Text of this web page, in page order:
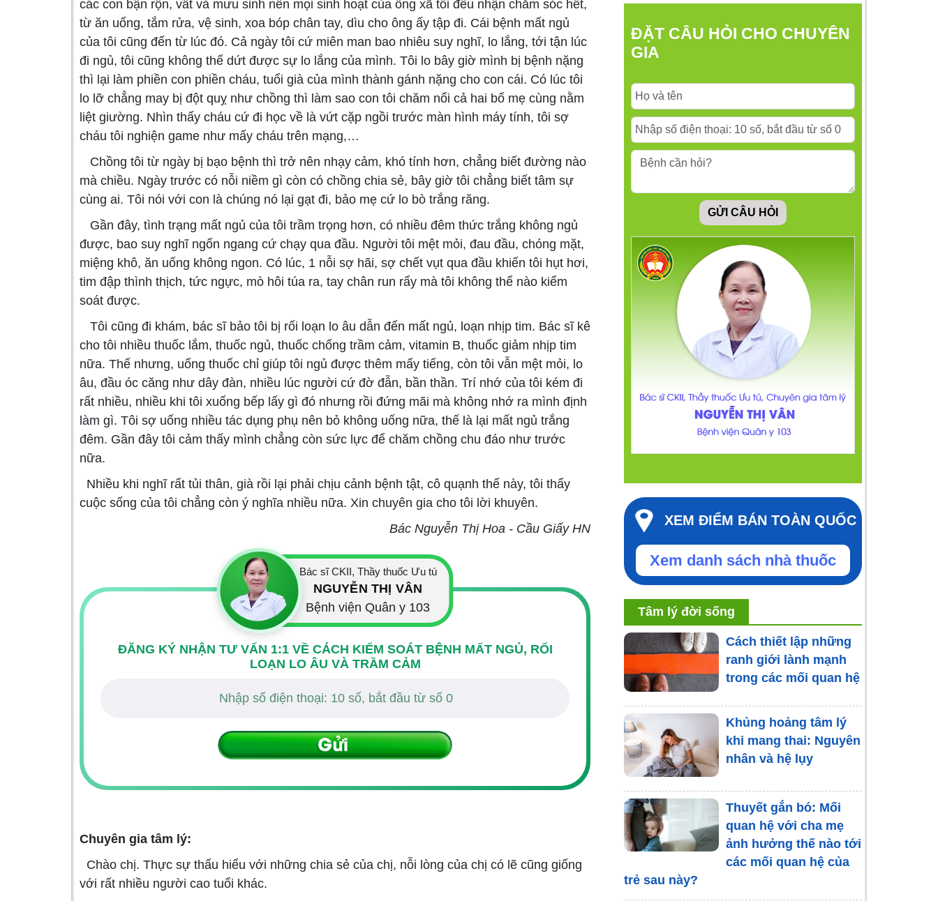
các con bận rộn, vất vả mưu sinh nên mọi sinh hoạt của ông xã tôi đều nhận chăm sóc hết,
từ ăn uống, tắm rửa, vệ sinh, xoa bóp chân tay, dìu cho ông ấy tập đi. Cái bệnh mất ngủ
của tôi cũng đến từ lúc đó. Cả ngày tôi cứ miên man bao nhiêu suy nghĩ, lo lắng, tới tận lúc
đi ngủ, tôi cũng không thể dứt được sự lo lắng của mình. Tôi lo bây giờ mình bị bệnh nặng
thì lại làm phiền con phiền cháu, tuổi già của mình thành gánh nặng cho con cái. Có lúc tôi
lo lỡ chẳng may bị đột quỵ như chồng thì làm sao con tôi chăm nổi cả hai bố mẹ cùng nằm
liệt giường. Nhìn thấy cháu cứ đi học về là vứt cặp ngồi trước màn hình máy tính, tôi sợ
cháu tôi nghiện game như mấy cháu trên mạng,…
Chồng tôi từ ngày bị bạo bệnh thì trở nên nhạy cảm, khó tính hơn, chẳng biết đường nào
mà chiều. Ngày trước có nỗi niềm gì còn có chồng chia sẻ, bây giờ tôi chẳng biết tâm sự
cùng ai. Tôi nói với con là chúng nó lại gạt đi, bảo mẹ cứ lo bò trắng răng.
Gần đây, tình trạng mất ngủ của tôi trầm trọng hơn, có nhiều đêm thức trắng không ngủ
được, bao suy nghĩ ngổn ngang cứ chạy qua đầu. Người tôi mệt mỏi, đau đầu, chóng mặt,
miệng khô, ăn uống không ngon. Có lúc, 1 nỗi sợ hãi, sợ chết vụt qua đầu khiến tôi hụt hơi,
tim đập thình thịch, tức ngực, mò hôi túa ra, tay chân run rẩy mà tôi không thể nào kiểm
soát được.
Tôi cũng đi khám, bác sĩ bảo tôi bị rối loạn lo âu dẫn đến mất ngủ, loạn nhịp tim. Bác sĩ kê
cho tôi nhiều thuốc lắm, thuốc ngủ, thuốc chống trầm cảm, vitamin B, thuốc giảm nhịp tim
nữa. Thế nhưng, uống thuốc chỉ giúp tôi ngủ được thêm mấy tiếng, còn tôi vẫn mệt mỏi, lo
âu, đầu óc căng như dây đàn, nhiều lúc người cứ đờ đẫn, bần thần. Trí nhớ của tôi kém đi
rất nhiều, nhiều khi tôi xuống bếp lấy gì đó nhưng rồi đứng mãi mà không nhớ ra mình định
làm gì. Tôi sợ uống nhiều tác dụng phụ nên bỏ không uống nữa, thế là lại mất ngủ trắng
đêm. Gần đây tôi cảm thấy mình chẳng còn sức lực để chăm chồng chu đáo như trước
nữa.
Nhiều khi nghĩ rất tủi thân, già rồi lại phải chịu cảnh bệnh tật, cô quạnh thế này, tôi thấy
cuộc sống của tôi chẳng còn ý nghĩa nhiều nữa. Xin chuyên gia cho tôi lời khuyên.
Bác Nguyễn Thị Hoa - Cầu Giấy HN
Bác sĩ CKII, Thầy thuốc Ưu tú
NGUYỄN THỊ VÂN
Bệnh viện Quân y 103
ĐĂNG KÝ NHẬN TƯ VẤN 1:1 VỀ CÁCH KIỂM SOÁT BỆNH MẤT NGỦ, RỐI
LOẠN LO ÂU VÀ TRẦM CẢM
Chuyên gia tâm lý:
Chào chị. Thực sự thấu hiểu với những chia sẻ của chị, nỗi lòng của chị có lẽ cũng giống
với rất nhiều người cao tuổi khác.
thẳng trong cuộc
Cách giảm căng thẳng
khi làm việc tại nhà
Rối loạn hoảng sợ:
Nguyên nhân, triệu
phục
ĐẶT CÂU HỎI CHO CHUYÊN
GIA
GỬI CÂU HỎI
XEM ĐIỂM BÁN TOÀN QUỐC
Xem danh sách nhà thuốc
Tâm lý đời sống
Cách thiết lập những
ranh giới lành mạnh
trong các mối quan hệ
Khủng hoảng tâm lý
khi mang thai: Nguyên
nhân và hệ lụy
Thuyết gắn bó: Mối
quan hệ với cha mẹ
ảnh hưởng thế nào tới
các mối quan hệ của
trẻ sau này?